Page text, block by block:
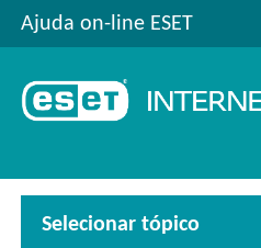
Ajuda on-line ESET
Selecionar tópico